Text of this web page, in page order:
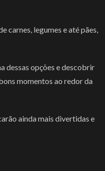
carnes, legumes e até pães,
dessas opções e descobrir
momentos ao redor da
ainda mais divertidas e